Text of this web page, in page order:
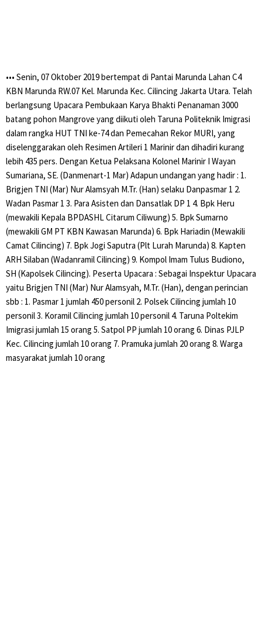
••• Senin, 07 Oktober 2019 bertempat di Pantai Marunda Lahan C4
KBN Marunda RW.07 Kel. Marunda Kec. Cilincing Jakarta Utara. Telah
berlangsung Upacara Pembukaan Karya Bhakti Penanaman 3000
batang pohon Mangrove yang diikuti oleh Taruna Politeknik Imigrasi
dalam rangka HUT TNI ke-74 dan Pemecahan Rekor MURI, yang
diselenggarakan oleh Resimen Artileri 1 Marinir dan dihadiri kurang
lebih 435 pers. Dengan Ketua Pelaksana Kolonel Marinir I Wayan
Sumariana, SE. (Danmenart-1 Mar) Adapun undangan yang hadir : 1.
Brigjen TNI (Mar) Nur Alamsyah M.Tr. (Han) selaku Danpasmar 1 2.
Wadan Pasmar 1 3. Para Asisten dan Dansatlak DP 1 4. Bpk Heru
(mewakili Kepala BPDASHL Citarum Ciliwung) 5. Bpk Sumarno
(mewakili GM PT KBN Kawasan Marunda) 6. Bpk Hariadin (Mewakili
Camat Cilincing) 7. Bpk Jogi Saputra (Plt Lurah Marunda) 8. Kapten
ARH Silaban (Wadanramil Cilincing) 9. Kompol Imam Tulus Budiono,
SH (Kapolsek Cilincing). Peserta Upacara : Sebagai Inspektur Upacara
yaitu Brigjen TNI (Mar) Nur Alamsyah, M.Tr. (Han), dengan perincian
sbb : 1. Pasmar 1 jumlah 450 personil 2. Polsek Cilincing jumlah 10
personil 3. Koramil Cilincing jumlah 10 personil 4. Taruna Poltekim
Imigrasi jumlah 15 orang 5. Satpol PP jumlah 10 orang 6. Dinas PJLP
Kec. Cilincing jumlah 10 orang 7. Pramuka jumlah 20 orang 8. Warga
masyarakat jumlah 10 orang